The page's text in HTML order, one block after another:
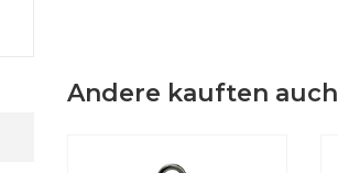
Andere kauften auch